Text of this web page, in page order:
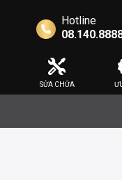
Hotline
SỬA CHỮA